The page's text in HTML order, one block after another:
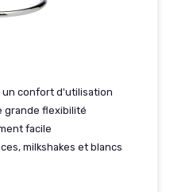
un confort d'utilisation
grande flexibilité
facile
milkshakes et blancs